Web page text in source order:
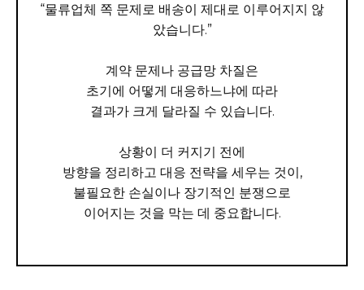
“물류업체 쪽 문제로 배송이 제대로 이루어지지 않
았습니다.”
계약 문제나 공급망 차질은
초기에 어떻게 대응하느냐에 따라
결과가 크게 달라질 수 있습니다.
상황이 더 커지기 전에
방향을 정리하고 대응 전략을 세우는 것이,
불필요한 손실이나 장기적인 분쟁으로
이어지는 것을 막는 데 중요합니다.